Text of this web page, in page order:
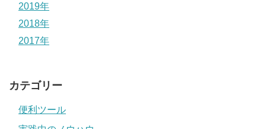
2019年
2018年
2017年
カテゴリー
便利ツール